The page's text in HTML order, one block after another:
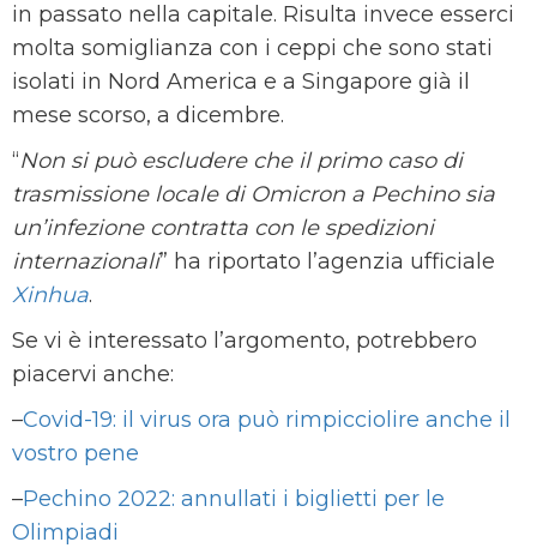
in passato nella capitale. Risulta invece esserci
molta somiglianza con i ceppi che sono stati
isolati in Nord America e a Singapore già il
mese scorso, a dicembre.
“Non si può escludere che il primo caso di
trasmissione locale di Omicron a Pechino sia
un’infezione contratta con le spedizioni
internazionali” ha riportato l’agenzia ufficiale
Xinhua.
Se vi è interessato l’argomento, potrebbero
piacervi anche:
–Covid-19: il virus ora può rimpicciolire anche il
vostro pene
–Pechino 2022: annullati i biglietti per le
Olimpiadi